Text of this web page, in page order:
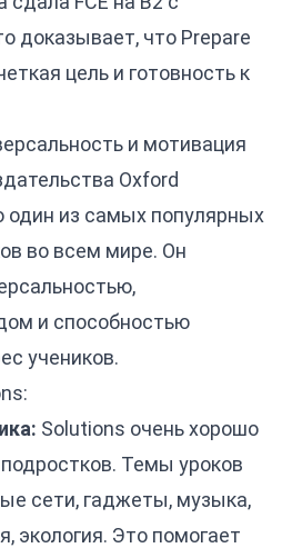
доказывает, что Prepare
цель и готовность к
и мотивация
Oxford
один из самых популярных
во всем мире. Он
и способностью
учеников.
Solutions очень хорошо
Темы уроков
сети, гаджеты, музыка,
экология. Это помогает